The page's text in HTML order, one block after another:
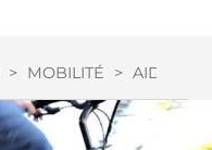
> MOBILITÉ > AIDE